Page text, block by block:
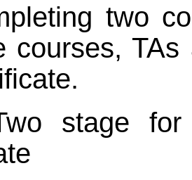
two
courses,
stage for